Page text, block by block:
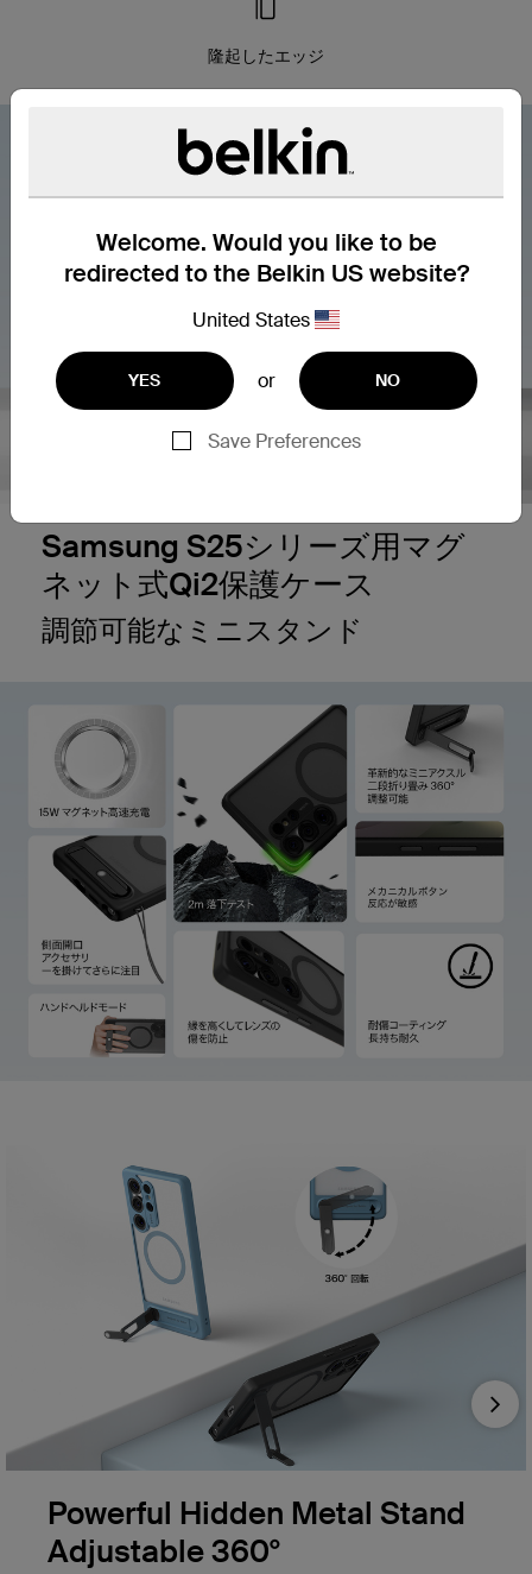
Welcome. Would you like to be
redirected to the Belkin US website?
United States
YES or NO
Save Preferences
隆起したエッジ
Samsung S25シリーズ用マグ
ネット式Qi2保護ケース
調節可能なミニスタンド
Powerful Hidden Metal Stand
Adjustable 360°
Next